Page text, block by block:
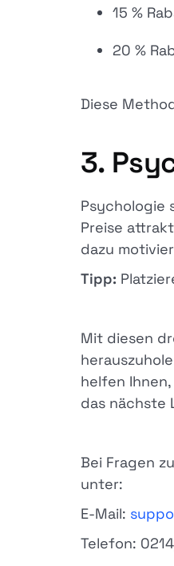
15 %
20 %
Diese
3.
Psychologie
Preise
dazu
Tipp:
Mit diesen
helfen
das nächste
Bei Fragen
unter:
E-Mail:
Telefon: